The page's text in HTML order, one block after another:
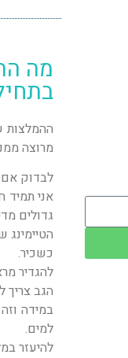
מה
ההמלצות
מרוצה
לבדוק
אני תמיד
גדולים
כשכיר.
להגדיר מראש 3 שנים קדימה ולראות שמבחינה כלכלית
הגב צריך
במידה
למים.
להיעזר